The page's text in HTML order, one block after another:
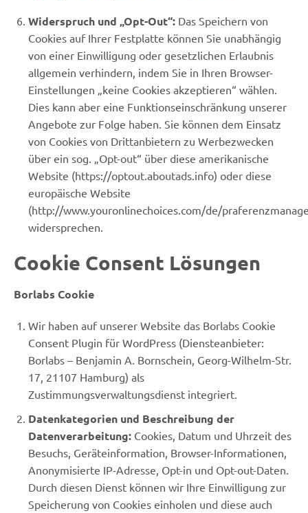
Widerspruch und „Opt-Out“:Das Speichern von
Cookies auf Ihrer Festplatte können Sie unabhängig
von einer Einwilligung oder gesetzlichen Erlaubnis
allgemein verhindern, indem Sie in Ihren Browser-
Einstellungen „keine Cookies akzeptieren“ wählen.
Dies kann aber eine Funktionseinschränkung unserer
Angebote zur Folge haben. Sie können dem Einsatz
von Cookies von Drittanbietern zu Werbezwecken
über ein sog. „Opt-out“ über diese amerikanische
Website (https://optout.aboutads.info) oder diese
europäische Website
(http://www.youronlinechoices.com/de/
widersprechen.
Cookie Consent Lösungen
Borlabs Cookie
Wir haben auf unserer Website das Borlabs Cookie
Consent Plugin für WordPress (Diensteanbieter:
Borlabs – Benjamin A. Bornschein, Georg-Wilhelm-Str.
17, 21107 Hamburg) als
Zustimmungsverwaltungsdienst integriert.
Datenkategorien und Beschreibung der
Datenverarbeitung:Cookies, Datum und Uhrzeit des
Besuchs, Geräteinformation, Browser-Informationen,
Anonymisierte IP-Adresse, Opt-in und Opt-out-Daten.
Durch diesen Dienst können wir Ihre Einwilligung zur
Speicherung von Cookies einholen und diese auch